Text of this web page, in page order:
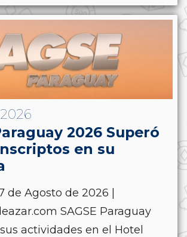
2026 Superó
en su
de Agosto de 2026 |
SAGSE Paraguay
actividades en el Hotel